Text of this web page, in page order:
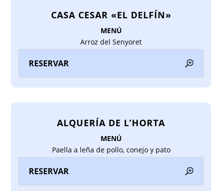
CASA CESAR «EL DELFÍN»
MENÚ
Arroz del Senyoret
RESERVAR
ALQUERÍA DE L’HORTA
MENÚ
Paella a leña de pollo, conejo y pato
RESERVAR